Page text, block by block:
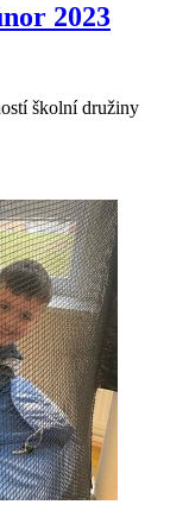
2023
školní družiny